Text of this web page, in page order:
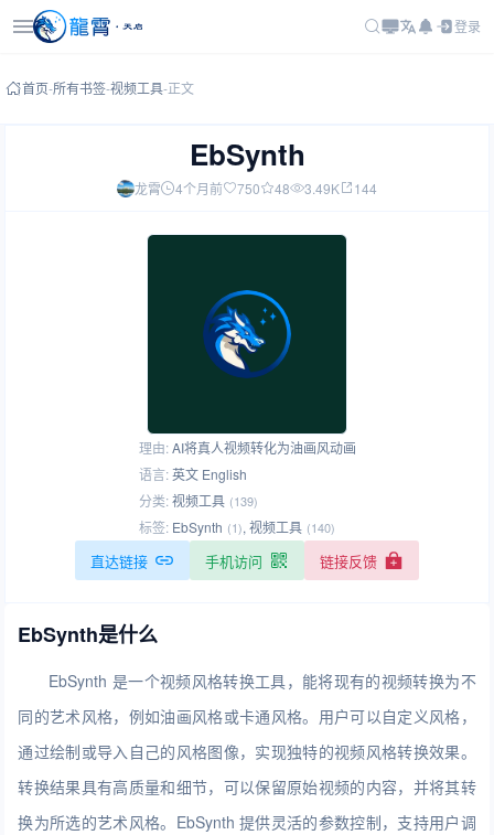
登录
首页-所有书签-视频工具-正文
EbSynth
龙霄 4个月前 750 48 3.49K 144
理由:AI将真人视频转化为油画风动画
语言:英文 English
分类:视频工具 (139)
标签: EbSynth (1), 视频工具 (140)
直达链接 手机访问 链接反馈
EbSynth是什么
EbSynth 是一个视频风格转换工具，能将现有的视频转换为不
同的艺术风格，例如油画风格或卡通风格。用户可以自定义风格，
通过绘制或导入自己的风格图像，实现独特的视频风格转换效果。
转换结果具有高质量和细节，可以保留原始视频的内容，并将其转
换为所选的艺术风格。EbSynth 提供灵活的参数控制，支持用户调